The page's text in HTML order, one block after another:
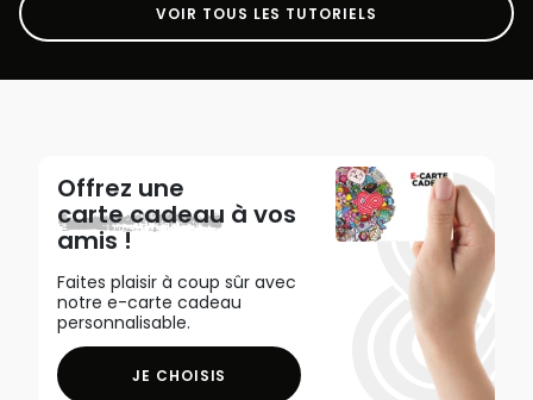
VOIR TOUS LES TUTORIELS
Offrez une
carte cadeau à vos
amis !
Faites plaisir à coup sûr avec
notre e-carte cadeau
personnalisable.
JE CHOISIS